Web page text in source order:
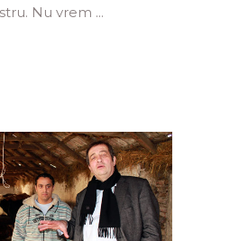
Nu vrem